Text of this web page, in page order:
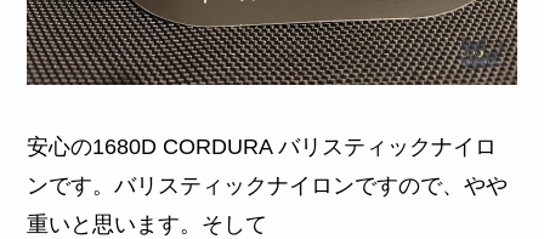
安心の1680D CORDURA バリスティックナイロ
ンです。バリスティックナイロンですので、やや
重いと思います。そして